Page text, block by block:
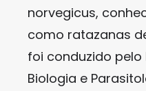
norvegicus,
como ratazanas
foi conduzido
Biologia e